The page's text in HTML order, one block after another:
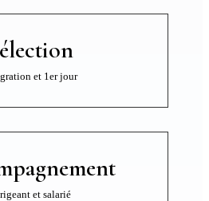
et 1er jour
et salarié